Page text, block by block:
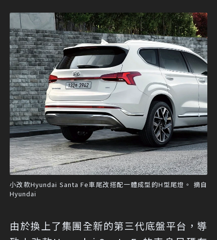
小改款Hyundai Santa Fe車尾改搭配一體成型的H型尾燈。 摘自
Hyundai
由於換上了集團全新的第三代底盤平台，導